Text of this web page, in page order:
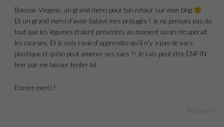
Bonsoir Virginie, un grand merci pour ton retour sur mon blog
Et un grand merci d’avoir balayé mes préjugés ! Je ne pensais pas du
tout que les légumes étaient présentés au moment où on récupérait
les courses. Et je suis ravie d’apprendre qu’il n’y a pas de sacs
plastique et qu’on peut amener ses sacs !! Je vais peut être ENFIN
finir par me laisser tenter lol
Encore merci !
Répondre